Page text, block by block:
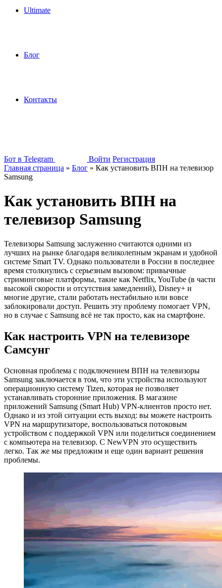
Ultimate
Блог
Контакты
Бот в Telegram Войти Регистрация
Главная страница » Блог » Как установить ВПН на телевизор
Samsung
Как установить ВПН на
телевизор Samsung
Телевизоры Samsung заслуженно считаются одними из
лучших на рынке благодаря великолепным экранам и удобной
системе Smart TV. Однако пользователи в России в последнее
время столкнулись с серьезным вызовом: привычные
стриминговые платформы, такие как Netflix, YouTube (в части
высокой скорости и отсутствия замедлений), Disney+ и
многие другие, стали работать нестабильно или вовсе
заблокировали доступ. Решить эту проблему помогает VPN,
но в случае с Samsung всё не так просто, как на смартфоне.
Как настроить VPN на телевизоре
Самсунг
Основная проблема с подключением ВПН на телевизоры
Samsung заключается в том, что эти устройства используют
операционную систему Tizen, которая не позволяет
устанавливать сторонние приложения. В магазине
приложений Samsung (Smart Hub) VPN-клиентов просто нет.
Однако и из этой ситуации есть выход: вы можете настроить
VPN на маршрутизаторе, воспользоваться потоковым
устройством с поддержкой VPN или поделиться соединением
с компьютера на телевизор. С NewVPN это осуществить
легко. Так же мы предложим и еще один вариант решения
проблемы.